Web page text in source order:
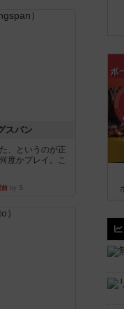
スパン
、というのが正
度かプレイ。こ
前by S